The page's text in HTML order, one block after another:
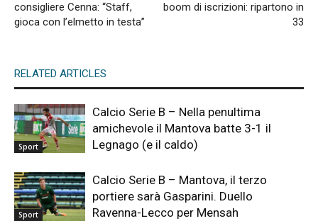
consigliere Cenna: “Staff,
gioca con l’elmetto in testa”
boom di iscrizioni: ripartono in
33
RELATED ARTICLES
Sport
Calcio Serie B – Nella penultima
amichevole il Mantova batte 3-1 il
Legnago (e il caldo)
Sport
Calcio Serie B – Mantova, il terzo
portiere sarà Gasparini. Duello
Ravenna-Lecco per Mensah